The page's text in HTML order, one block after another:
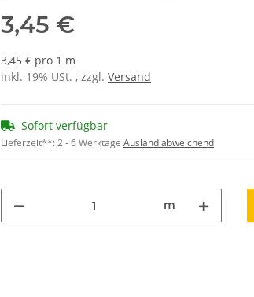
3,45 €
3,45 € pro 1 m
inkl. 19% USt. , zzgl. Versand
Sofort verfügbar
Lieferzeit**:2 - 6 Werktage Ausland abweichend
m